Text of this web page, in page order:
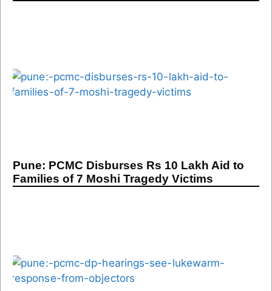
Pune: PCMC Disburses Rs 10 Lakh Aid to
Families of 7 Moshi Tragedy Victims